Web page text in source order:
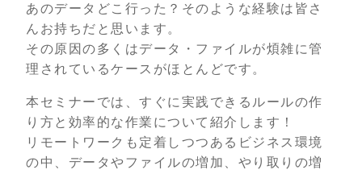
あのデータどこ行った？そのような経験は皆さ
んお持ちだと思います。
その原因の多くはデータ・ファイルが煩雑に管
理されているケースがほとんどです。
本セミナーでは、すぐに実践できるルールの作
り方と効率的な作業について紹介します！
リモートワークも定着しつつあるビジネス環境
の中、データやファイルの増加、やり取りの増